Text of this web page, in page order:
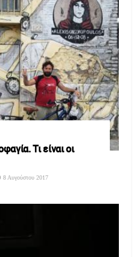
Τι είναι οι
8 Αυγούστου 2017